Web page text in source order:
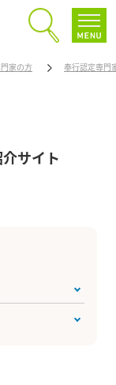
家の方 奉行認定専門
介サイト